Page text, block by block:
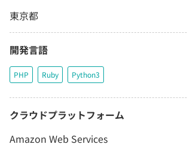
東京都
開発言語
PHP Ruby Python3
クラウドプラットフォーム
Amazon Web Services